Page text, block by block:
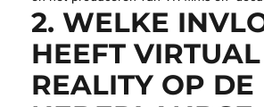
omgeving te ervaren. In de Nederlandse
entertainmentwereld wordt VR gebruikt
toepassingen, zoals het creëren van
ervaringen in pretparken, het
en het produceren van VR-films en -